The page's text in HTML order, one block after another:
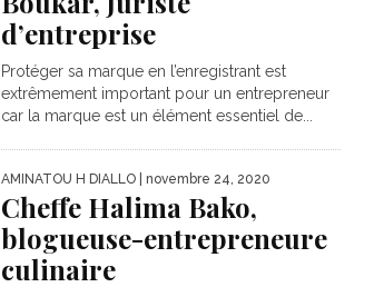
d’entreprise
Protéger sa marque en l’enregistrant est
extrêmement important pour un entrepreneur
car la marque est un élément essentiel de...
AMINATOU H DIALLO | novembre 24, 2020
Cheffe Halima Bako,
blogueuse-entrepreneure
culinaire